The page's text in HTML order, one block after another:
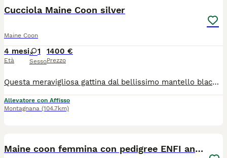
Cucciola Maine Coon silver
Maine Coon
4 mesi
Età
1
Sesso
1400 €
Prezzo
Questa meravigliosa gattina dal bellissimo mantello black Silver tabby è alla ricerca di una famiglia speciale. Oltre ad essere stupenda esteticamente parlando con il suo sguardo che sembra feroce, è una gattina dal carattere fenomenale: è dolce, affettuosa, cerca sempre il contatto, ci segue ovunque ha un carattere docile ed è estremamente curiosa per cui deve controllare tutto quello che facciamo, ma soprattutto è unica con la sua parlantina, non sta zitta un attimo e "parla" tantissimo percui ci fa piegare in due dalle risate, una vera star. È impossibile non amarla alla follia. È giocherellona e adora i bambini. Cerchiamo per lei una famiglia eccezionale che apprezzi il rapporto simbiotico che si crea con questa magnifica razza e che apprezzi la condivisione degli spazi di casa e della vita domestica con questa meravigliosa micina. Verrà ceduta con pedigree DA COMPAGNIA già vaccinata (doppio vaccino trivalente) e sverminata, con test genetici (fiv, felv, sma, hcm, pkdef, pkd e gruppo sanguigno) comprensivo di ecocardio annuale ed ecografia renale oltre che esami feci e kit starter di pappe per i primi giorni. Per maggiori informazioni, non esitate a contattare, sarà un piacere rispondere
Allevatore con Affisso
Montagnana (104.7km)
Maine coon femmina con pedigree ENFI anche libero